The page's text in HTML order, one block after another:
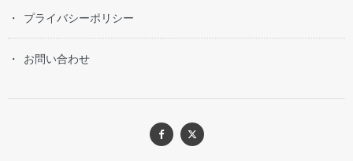
プライバシーポリシー
お問い合わせ